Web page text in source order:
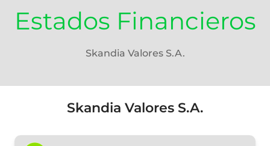
Estados Financieros
Skandia Valores S.A.
Skandia Valores S.A.